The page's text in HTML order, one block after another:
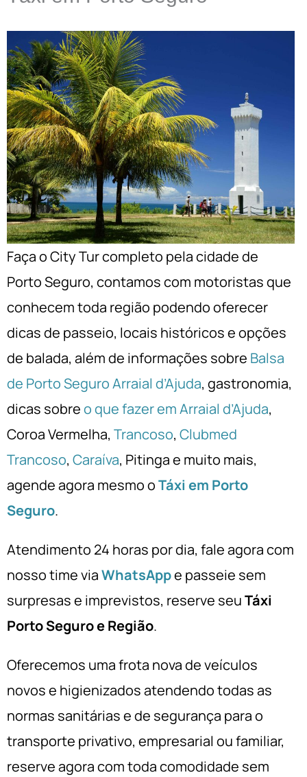
Faça o City Tur completo pela cidade de
Porto Seguro, contamos com motoristas que
conhecem toda região podendo oferecer
dicas de passeio, locais históricos e opções
de balada, além de informações sobre Balsa
de Porto Seguro Arraial d’Ajuda, gastronomia,
dicas sobreo que fazer em Arraial d’Ajuda,
Coroa Vermelha, Trancoso, Clubmed
Trancoso, Caraíva, Pitinga e muito mais,
agende agora mesmo oTáxi em Porto
Seguro.
Atendimento 24 horas por dia, fale agora com
nosso time viaWhatsAppe passeie sem
surpresas e imprevistos, reserve seuTáxi
Porto Seguro e Região.
Oferecemos uma frota nova de veículos
novos e higienizados atendendo todas as
normas sanitárias e de segurança para o
transporte privativo, empresarial ou familiar,
reserve agora com toda comodidade sem